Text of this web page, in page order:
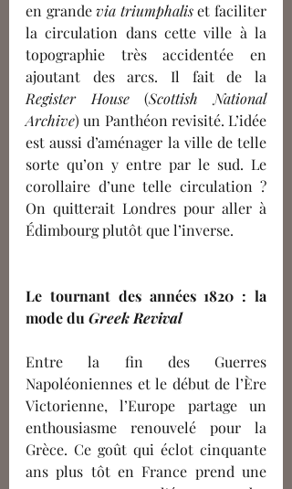
en grande via triumphalis et faciliter
la circulation dans cette ville à la
topographie très accidentée en
Register House (Scottish National
Archive) un Panthéon revisité. L’idée
est aussi d’aménager la ville de telle
sorte qu’on y entre par le sud. Le
corollaire d’une telle circulation ?
On quitterait Londres pour aller à
Édimbourg plutôt que l’inverse.
Le tournant des années 1820 : la
mode du Greek Revival
Entre la fin des Guerres
Napoléoniennes et le début de l’Ère
Victorienne, l’Europe partage un
enthousiasme renouvelé pour la
Grèce. Ce goût qui éclot cinquante
ans plus tôt en France prend une